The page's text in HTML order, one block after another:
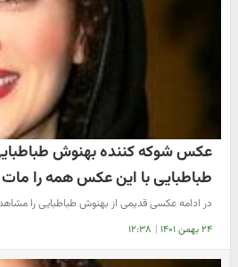
عکس شوکه کننده بهنوش
طباطبایی با این عکس همه را
در ادامه عکسی قدیمی از بهنوش طباطبایی را
۲۴ بهمن ۱۴۰۱ | ۱۲:۳۸